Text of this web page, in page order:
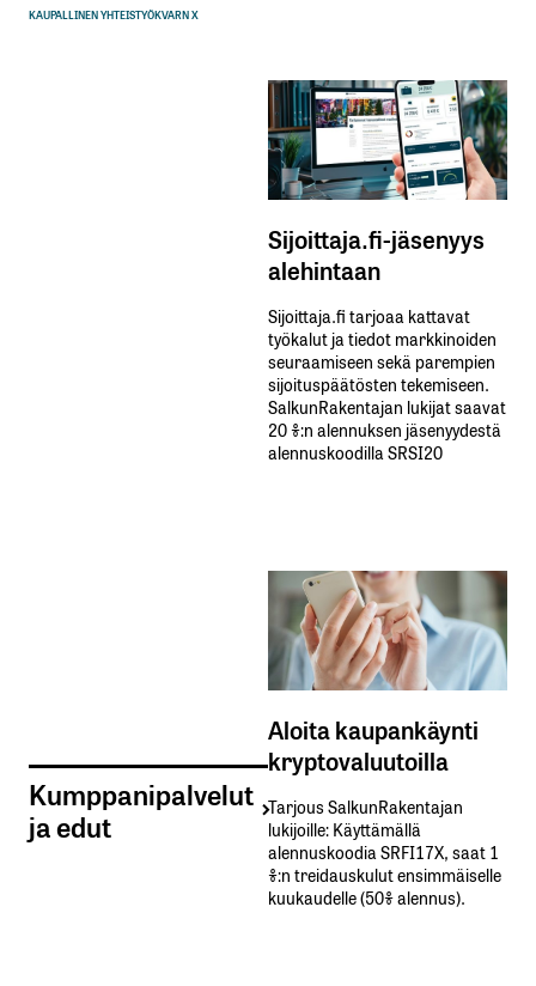
KAUPALLINEN YHTEISTYÖKVARN X
Kumppanipalvelut
ja edut
Sijoittaja.fi-jäsenyys
alehintaan
Sijoittaja.fi tarjoaa kattavat
työkalut ja tiedot markkinoiden
seuraamiseen sekä parempien
sijoituspäätösten tekemiseen.
SalkunRakentajan lukijat saavat
20 %:n alennuksen jäsenyydestä
alennuskoodilla SRSI20
Aloita kaupankäynti
kryptovaluutoilla
Tarjous SalkunRakentajan
lukijoille: Käyttämällä​ ​
alennuskoodia​ ​SRFI17X,​ ​saat​ ​1
%:n treidauskulut​ ​ensimmäiselle​ ​
kuukaudelle​ ​(50%​ ​alennus).